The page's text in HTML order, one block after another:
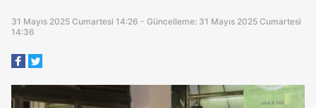
31 Mayıs 2025 Cumartesi 14:26 - Güncelleme: 31 Mayıs 2025 Cumartesi
14:36